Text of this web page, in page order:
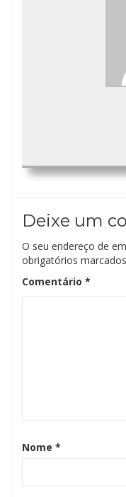
Deixe um
O seu endereço de
obrigatórios
Comentário *
Nome *